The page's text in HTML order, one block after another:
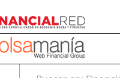
Buscar en: